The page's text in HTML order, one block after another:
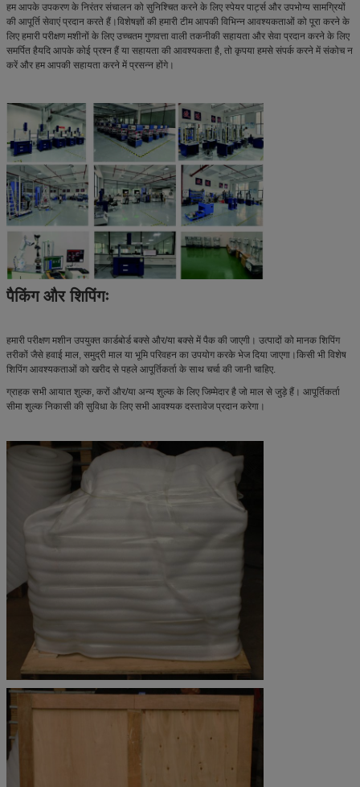
हम आपके उपकरण के निरंतर संचालन को सुनिश्चित करने के लिए स्पेयर पार्ट्स और उपभोग्य सामग्रियों
की आपूर्ति सेवाएं प्रदान करते हैं।विशेषज्ञों की हमारी टीम आपकी विभिन्न आवश्यकताओं को पूरा करने के
लिए हमारी परीक्षण मशीनों के लिए उच्चतम गुणवत्ता वाली तकनीकी सहायता और सेवा प्रदान करने के लिए
समर्पित हैयदि आपके कोई प्रश्न हैं या सहायता की आवश्यकता है, तो कृपया हमसे संपर्क करने में संकोच न
करें और हम आपकी सहायता करने में प्रसन्न होंगे।
पैकिंग और शिपिंगः
हमारी परीक्षण मशीन उपयुक्त कार्डबोर्ड बक्से और/या बक्से में पैक की जाएगी। उत्पादों को मानक शिपिंग
तरीकों जैसे हवाई माल, समुद्री माल या भूमि परिवहन का उपयोग करके भेज दिया जाएगा।किसी भी विशेष
शिपिंग आवश्यकताओं को खरीद से पहले आपूर्तिकर्ता के साथ चर्चा की जानी चाहिए.
ग्राहक सभी आयात शुल्क, करों और/या अन्य शुल्क के लिए जिम्मेदार है जो माल से जुड़े हैं। आपूर्तिकर्ता
सीमा शुल्क निकासी की सुविधा के लिए सभी आवश्यक दस्तावेज प्रदान करेगा।